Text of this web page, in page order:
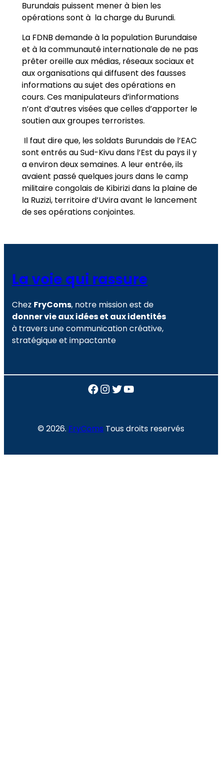
Burundais puissent mener à bien les
opérations sont à la charge du Burundi.
La FDNB demande à la population Burundaise
et à la communauté internationale de ne pas
prêter oreille aux médias, réseaux sociaux et
aux organisations qui diffusent des fausses
informations au sujet des opérations en
cours. Ces manipulateurs d’informations
n’ont d’autres visées que celles d’apporter le
soutien aux groupes terroristes.
Il faut dire que, les soldats Burundais de l’EAC
sont entrés au Sud-Kivu dans l’Est du pays il y
a environ deux semaines. A leur entrée, ils
avaient passé quelques jours dans le camp
militaire congolais de Kibirizi dans la plaine de
la Ruzizi, territoire d’Uvira avant le lancement
de ses opérations conjointes.
La voie qui rassure
Chez FryComs, notre mission est de
donner vie aux idées et aux identités
à travers une communication créative,
stratégique et impactante
Facebook
Instagram
Twitter
YouTube
© 2026. FryComs Tous droits reservés